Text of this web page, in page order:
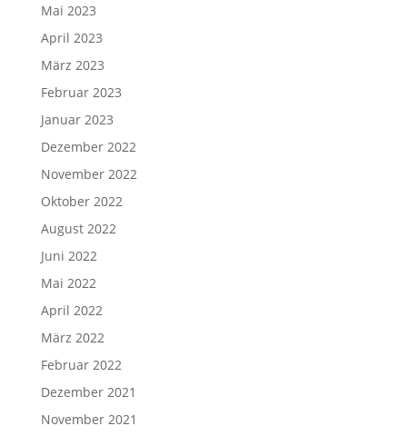
Mai 2023
April 2023
März 2023
Februar 2023
Januar 2023
Dezember 2022
November 2022
Oktober 2022
August 2022
Juni 2022
Mai 2022
April 2022
März 2022
Februar 2022
Dezember 2021
November 2021